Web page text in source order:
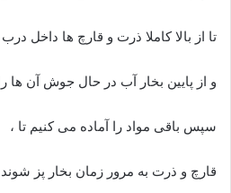
تا از بالا کاملا ذرت و قارچ ها داخل درب
و از پایین بخار آب در حال جوش آن ها
سپس باقی مواد را آماده می کنیم تا ،
قارچ و ذرت به مرور زمان بخار پز